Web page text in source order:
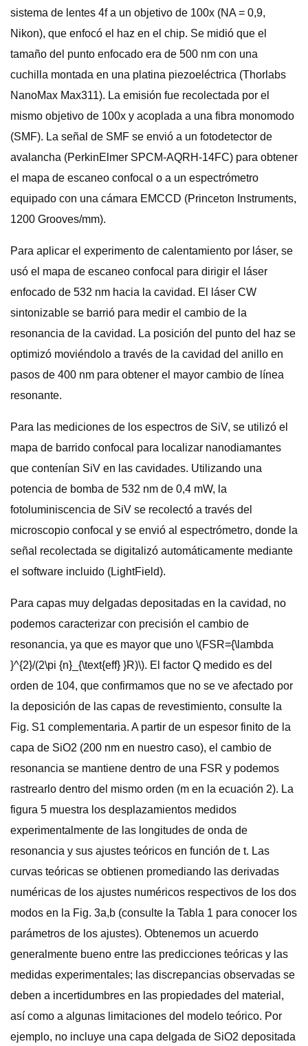
sistema de lentes 4f a un objetivo de 100x (NA = 0,9,
Nikon), que enfocó el haz en el chip. Se midió que el
tamaño del punto enfocado era de 500 nm con una
cuchilla montada en una platina piezoeléctrica (Thorlabs
NanoMax Max311). La emisión fue recolectada por el
mismo objetivo de 100x y acoplada a una fibra monomodo
(SMF). La señal de SMF se envió a un fotodetector de
avalancha (PerkinElmer SPCM-AQRH-14FC) para obtener
el mapa de escaneo confocal o a un espectrómetro
equipado con una cámara EMCCD (Princeton Instruments,
1200 Grooves/mm).
Para aplicar el experimento de calentamiento por láser, se
usó el mapa de escaneo confocal para dirigir el láser
enfocado de 532 nm hacia la cavidad. El láser CW
sintonizable se barrió para medir el cambio de la
resonancia de la cavidad. La posición del punto del haz se
optimizó moviéndolo a través de la cavidad del anillo en
pasos de 400 nm para obtener el mayor cambio de línea
resonante.
Para las mediciones de los espectros de SiV, se utilizó el
mapa de barrido confocal para localizar nanodiamantes
que contenían SiV en las cavidades. Utilizando una
potencia de bomba de 532 nm de 0,4 mW, la
fotoluminiscencia de SiV se recolectó a través del
microscopio confocal y se envió al espectrómetro, donde la
señal recolectada se digitalizó automáticamente mediante
el software incluido (LightField).
Para capas muy delgadas depositadas en la cavidad, no
podemos caracterizar con precisión el cambio de
resonancia, ya que es mayor que uno \(FSR={\lambda
}^{2}/(2\pi {n}_{\text{eff} }R)\). El factor Q medido es del
orden de 104, que confirmamos que no se ve afectado por
la deposición de las capas de revestimiento, consulte la
Fig. S1 complementaria. A partir de un espesor finito de la
capa de SiO2 (200 nm en nuestro caso), el cambio de
resonancia se mantiene dentro de una FSR y podemos
rastrearlo dentro del mismo orden (m en la ecuación 2). La
figura 5 muestra los desplazamientos medidos
experimentalmente de las longitudes de onda de
resonancia y sus ajustes teóricos en función de t. Las
curvas teóricas se obtienen promediando las derivadas
numéricas de los ajustes numéricos respectivos de los dos
modos en la Fig. 3a,b (consulte la Tabla 1 para conocer los
parámetros de los ajustes). Obtenemos un acuerdo
generalmente bueno entre las predicciones teóricas y las
medidas experimentales; las discrepancias observadas se
deben a incertidumbres en las propiedades del material,
así como a algunas limitaciones del modelo teórico. Por
ejemplo, no incluye una capa delgada de SiO2 depositada